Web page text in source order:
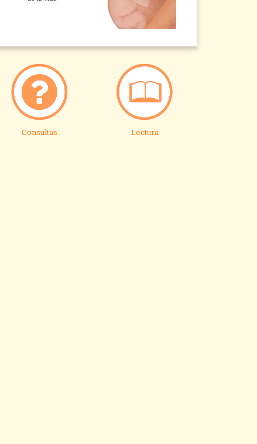
Consultas Lectura